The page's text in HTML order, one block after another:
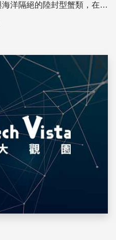
洋隔絕的陸封型蟹類，在地
儲存